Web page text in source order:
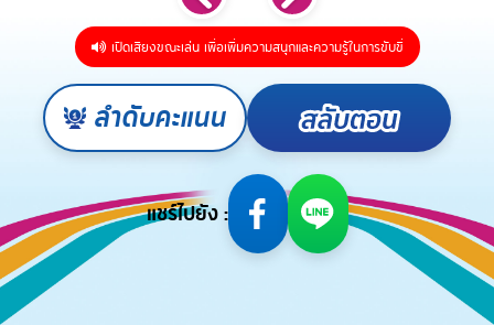
เปิดเสียงขณะเล่น เพื่อเพิ่มความสนุกและความรู้ในการขับขี่
ลำดับคะแนน
แชร์ไปยัง :